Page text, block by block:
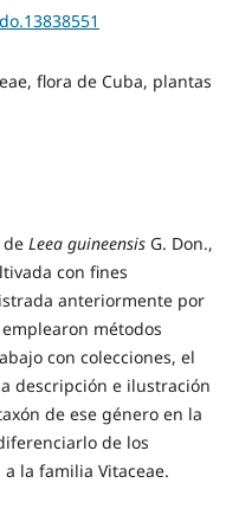
flora de Cuba, plantas
de Leea guineensisG. Don.,
con fines
anteriormente por
métodos
con colecciones, el
descripción e ilustración
de ese género en la
de los
la familia Vitaceae.